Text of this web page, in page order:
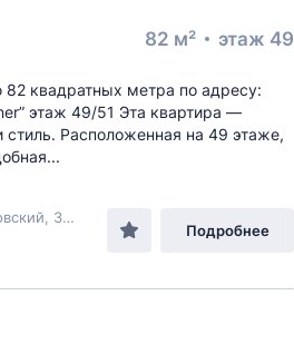
82 м² этаж 49
квадратных метра по адресу:
этаж 49/51 Эта квартира —
Расположенная на 49 этаже,
, 39к6
Подробнее